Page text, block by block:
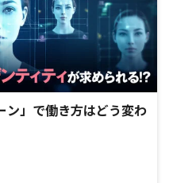
ン」で働き方はどう変わ